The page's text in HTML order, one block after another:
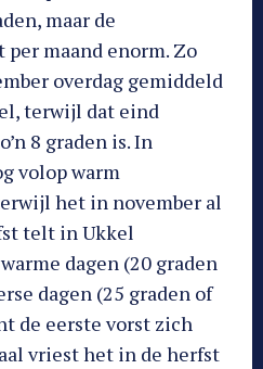
maar de
maand enorm. Zo
overdag gemiddeld
terwijl dat eind
8 graden is. In
volop warm
het in november al
telt in Ukkel
dagen (20 graden
dagen (25 graden of
de eerste vorst zich
vriest het in de herfst